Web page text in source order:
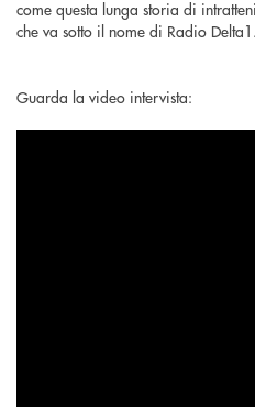
come questa lunga storia di
che va sotto il nome di Radio Delta1.
Guarda la video intervista: